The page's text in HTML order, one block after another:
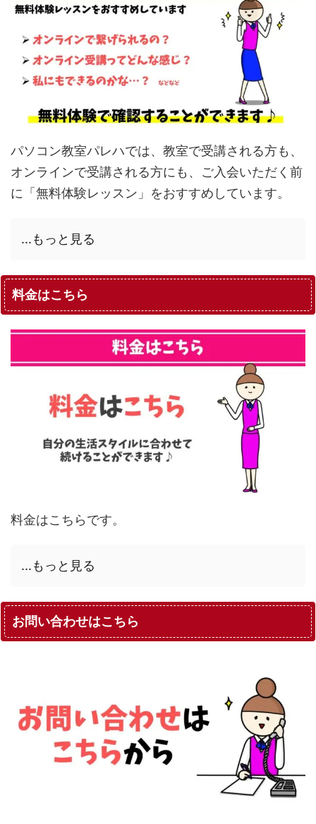
パソコン教室パレハでは、教室で受講される方も、
オンラインで受講される方にも、ご入会いただく前
に「無料体験レッスン」をおすすめしています。
...もっと見る
料金はこちら
料金はこちらです。
...もっと見る
お問い合わせはこちら